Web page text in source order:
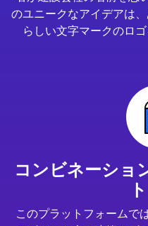
のユニークなアイデアは
らしい文字マークのロ
コンビネーショ
このプラットフォームで